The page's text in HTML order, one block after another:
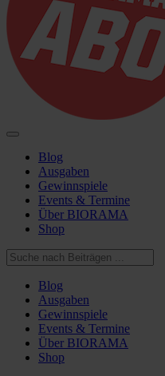
Blog
Ausgaben
Gewinnspiele
Events & Termine
Über BIORAMA
Shop
Blog
Ausgaben
Gewinnspiele
Events & Termine
Über BIORAMA
Shop